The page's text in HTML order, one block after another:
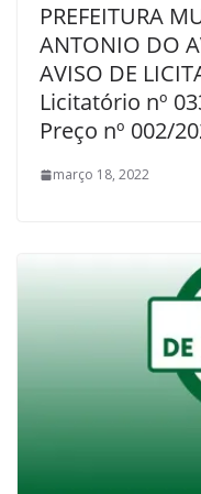
PREFEITURA
ANTONIO DO
AVISO DE
Licitatório nº
Preço nº 002/
março 18, 2022